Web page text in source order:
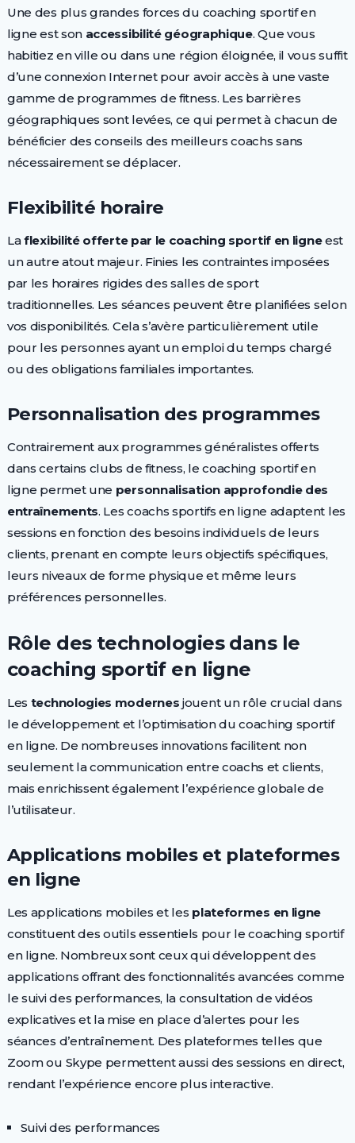
Une des plus grandes forces du coaching sportif en
ligne est son accessibilité géographique. Que vous
habitiez en ville ou dans une région éloignée, il vous suffit
d’une connexion Internet pour avoir accès à une vaste
gamme de programmes de fitness. Les barrières
géographiques sont levées, ce qui permet à chacun de
bénéficier des conseils des meilleurs coachs sans
nécessairement se déplacer.
Flexibilité horaire
Laflexibilité offerte par le coaching sportif en ligneest
un autre atout majeur. Finies les contraintes imposées
par les horaires rigides des salles de sport
traditionnelles. Les séances peuvent être planifiées selon
vos disponibilités. Cela s’avère particulièrement utile
pour les personnes ayant un emploi du temps chargé
ou des obligations familiales importantes.
Personnalisation des programmes
Contrairement aux programmes généralistes offerts
dans certains clubs de fitness, le coaching sportif en
ligne permet une personnalisation approfondie des
entraînements. Les coachs sportifs en ligne adaptent les
sessions en fonction des besoins individuels de leurs
clients, prenant en compte leurs objectifs spécifiques,
leurs niveaux de forme physique et même leurs
préférences personnelles.
Rôle des technologies dans le
coaching sportif en ligne
Les technologies modernes jouent un rôle crucial dans
le développement et l’optimisation du coaching sportif
en ligne. De nombreuses innovations facilitent non
seulement la communication entre coachs et clients,
mais enrichissent également l’expérience globale de
l’utilisateur.
Applications mobiles et plateformes
en ligne
Les applications mobiles et les plateformes en ligne
constituent des outils essentiels pour le coaching sportif
en ligne. Nombreux sont ceux qui développent des
applications offrant des fonctionnalités avancées comme
le suivi des performances, la consultation de vidéos
explicatives et la mise en place d’alertes pour les
séances d’entraînement. Des plateformes telles que
Zoom ou Skype permettent aussi des sessions en direct,
rendant l’expérience encore plus interactive.
Suivi des performances